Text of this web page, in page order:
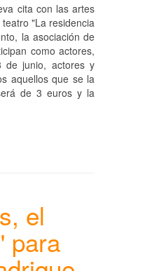
cita con las artes
"La residencia
la asociación de
como actores,
de junio, actores y
aquellos que se la
de 3 euros y la
el
para